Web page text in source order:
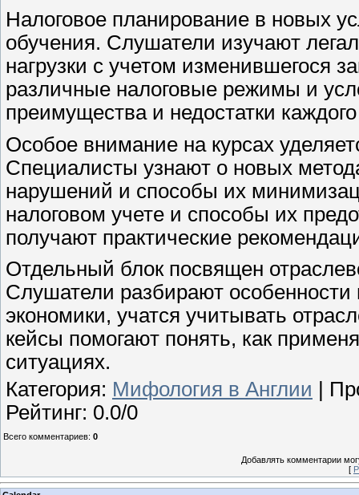
Налоговое планирование в новых
обучения. Слушатели изучают
нагрузки с учетом изменившегося
различные налоговые режимы и
преимущества и недостатки
Особое внимание на курсах
Специалисты узнают о новых
нарушений и способы их
налоговом учете и способы их
получают практические
Отдельный блок посвящен
Слушатели разбирают особенности
экономики, учатся учитывать
кейсы помогают понять, как
ситуациях.
Категория: Мифология в Англии
Рейтинг: 0.0/0
Всего комментариев: 0
Добавлять комментарии
[